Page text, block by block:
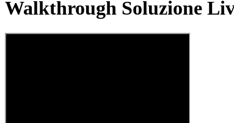
Walkthrough Soluzione